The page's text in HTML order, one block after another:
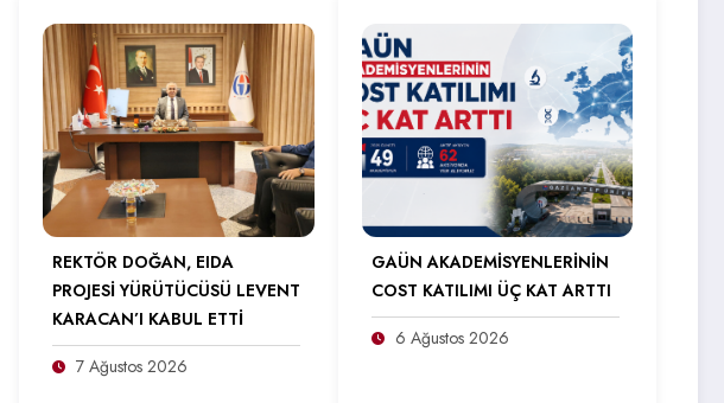
REKTÖR DOĞAN, EIDA
PROJESİ YÜRÜTÜCÜSÜ LEVENT
KARACAN’I KABUL ETTİ
7 Ağustos 2026
GAÜN AKADEMİSYENLERİNİN
COST KATILIMI ÜÇ KAT ARTTI
6 Ağustos 2026